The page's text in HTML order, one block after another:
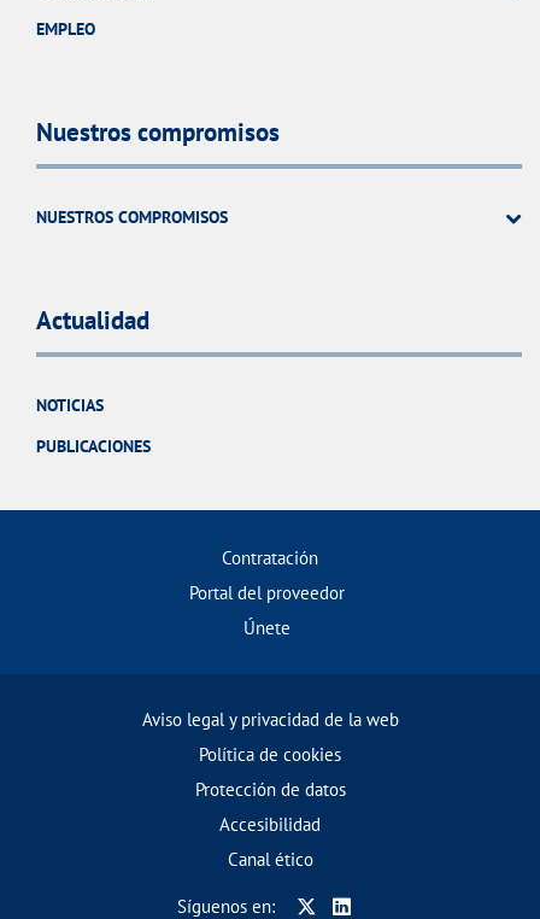
EMPLEO
Nuestros compromisos
NUESTROS COMPROMISOS
Actualidad
NOTICIAS
PUBLICACIONES
Contratación
Portal del proveedor
Únete
Aviso legal y privacidad de la web
Política de cookies
Protección de datos
Accesibilidad
Canal ético
Síguenos en: